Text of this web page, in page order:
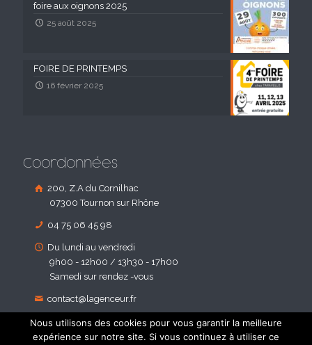
foire aux oignons 2025
25 août 2025
FOIRE DE PRINTEMPS
16 février 2025
Coordonnées
200, Z.A du Cornilhac
07300 Tournon sur Rhône
04 75 06 45 98
Du lundi au vendredi
9h00 - 12h00 / 13h30 - 17h00
Samedi sur rendez -vous
contact@lagenceur.fr
Nous utilisons des cookies pour vous garantir la meilleure
expérience sur notre site. Si vous continuez à utiliser ce